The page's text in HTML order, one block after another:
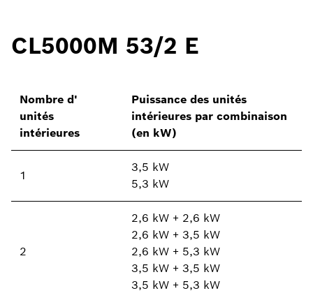
CL5000M 53/2 E
Nombre d'
unités
intérieures
Puissance des unités
intérieures par combinaison
(en kW)
1
3,5 kW
5,3 kW
2
2,6 kW + 2,6 kW
2,6 kW + 3,5 kW
2,6 kW + 5,3 kW
3,5 kW + 3,5 kW
3,5 kW + 5,3 kW